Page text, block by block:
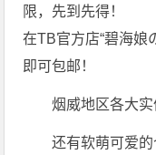
限，先到先得！
在TB官方店“碧海娘
即可包邮！
烟威地区各大实
还有软萌可爱的